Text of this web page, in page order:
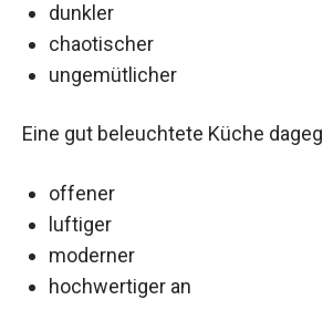
dunkler
chaotischer
ungemütlicher
Eine gut beleuchtete Küche
offener
luftiger
moderner
hochwertiger an